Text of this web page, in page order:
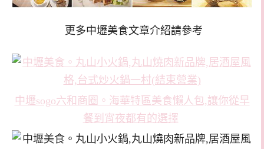
更多中壢美食文章介紹請參考
中壢sogo六和商圈。海華特區美食懶人包,讓你從早
餐到宵夜都有的選擇